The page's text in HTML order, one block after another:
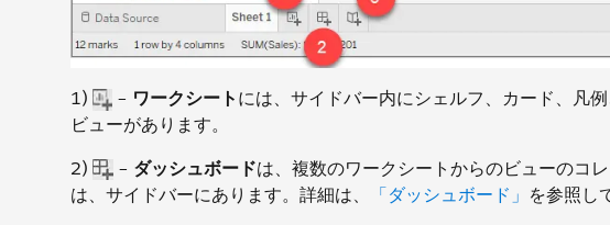
1) – ワークシートには、サイドバー内にシェルフ、カード、凡
ビューがあります。
2)
– ダッシュボードは、複数のワークシートからのビューのコ
は、サイドバーにあります。詳細は、
「ダッシュボード」 を参照し